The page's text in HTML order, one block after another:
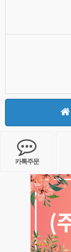
카톡주문